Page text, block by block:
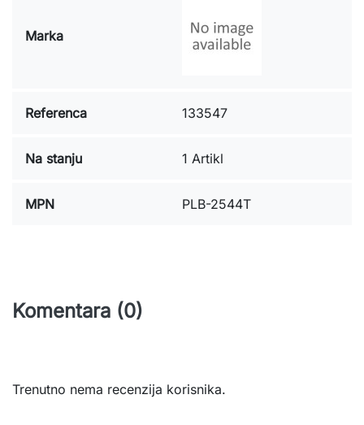
Marka
Referenca 133547
Na stanju 1 Artikl
MPN PLB-2544T
Komentara (0)
Trenutno nema recenzija korisnika.